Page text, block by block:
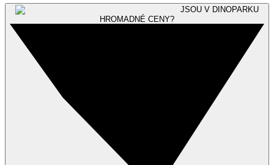
JSOU V DINOPARKU
HROMADNÉ CENY?